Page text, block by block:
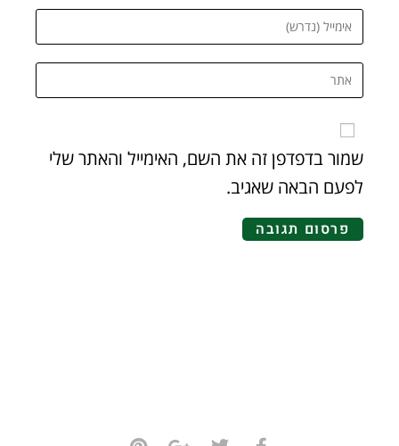
שמור בדפדפן זה את השם, האימייל והאתר שלי
לפעם הבאה שאגיב.